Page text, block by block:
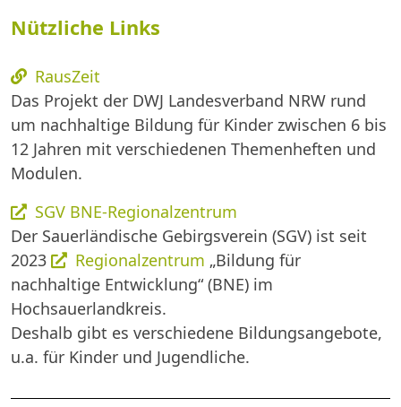
Nützliche Links
RausZeit
Das Projekt der DWJ Landesverband NRW rund
um nachhaltige Bildung für Kinder zwischen 6 bis
12 Jahren mit verschiedenen Themenheften und
Modulen.
SGV BNE-Regionalzentrum
Der Sauerländische Gebirgsverein (SGV) ist seit
2023
Regionalzentrum „Bildung für
nachhaltige Entwicklung“ (BNE) im
Hochsauerlandkreis.
Deshalb gibt es verschiedene Bildungsangebote,
u.a. für Kinder und Jugendliche.